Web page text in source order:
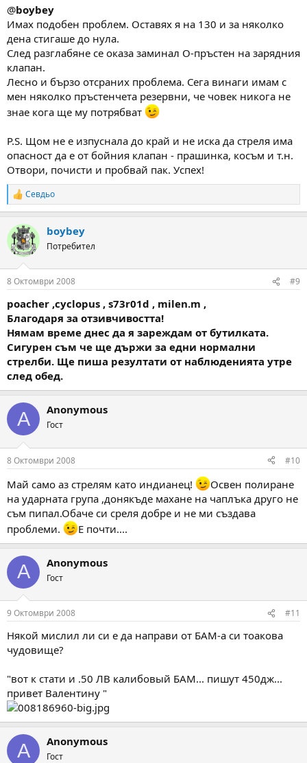
@boybey
Имах подобен проблем. Оставях я на 130 и за няколко
дена стигаше до нула.
След разглабяне се оказа заминал О-пръстен на зарядния
клапан.
Лесно и бързо отсраних проблема. Сега винаги имам с
мен няколко пръстенчета резервни, че човек никога не
знае кога ще му потрябват
P.S. Щом не е изпуснала до край и не иска да стреля има
опасност да е от бойния клапан - прашинка, косъм и т.н.
Отвори, почисти и пробвай пак. Успех!
R
e
c
t
i
s
Севдьо
boybey
Потребител
8 Октомври 2008 #9
poacher ,cyclopus , s73r01d , milen.m ,
Благодаря за отзивчивостта!
Нямам време днес да я зареждам от бутилката.
Сигурен съм че ще държи за едни нормални
стрелби. Ще пиша резултати от наблюденията утре
след обед.
A Anonymous
Гост
8 Октомври 2008 #10
Май само аз стрелям като индианец!
Освен полиране
на ударната група ,донякъде махане на чаплъка друго не
съм пипал.Обаче си среля добре и не ми създава
проблеми.
Е почти....
A Anonymous
Гост
9 Октомври 2008 #11
Някой мислил ли си е да направи от БАМ-а си тоакова
чудовище?
"вот к стати и .50 ЛВ калибовый БАМ... пишут 450дж...
привет Валентину "
A Anonymous
Гост